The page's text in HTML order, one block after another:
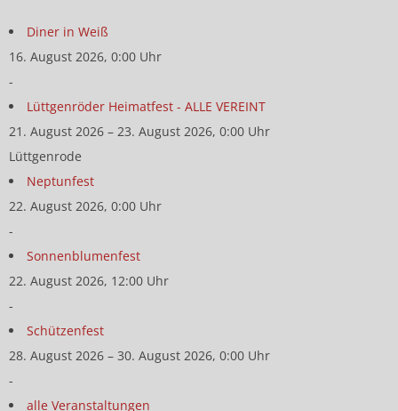
Diner in Weiß
16. August 2026, 0:00 Uhr
-
Lüttgenröder Heimatfest - ALLE VEREINT
21. August 2026 – 23. August 2026, 0:00 Uhr
Lüttgenrode
Neptunfest
22. August 2026, 0:00 Uhr
-
Sonnenblumenfest
22. August 2026, 12:00 Uhr
-
Schützenfest
28. August 2026 – 30. August 2026, 0:00 Uhr
-
alle Veranstaltungen